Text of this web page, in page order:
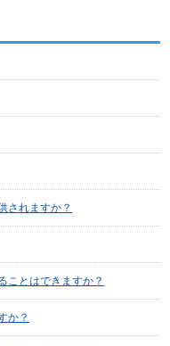
されますか？
ことはできますか？
か？